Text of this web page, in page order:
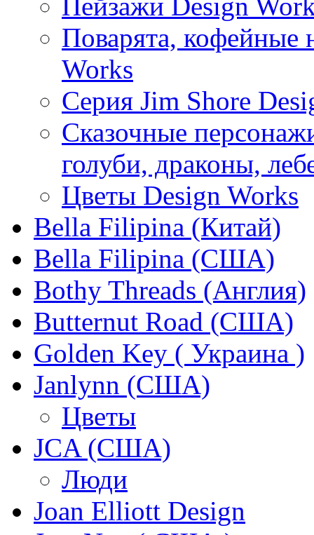
Пейзажи Design
Поварята, кофейные
Works
Серия Jim Shore
Сказочные
голуби, драконы,
Цветы Design Works
Bella Filipina (Китай)
Bella Filipina (США)
Bothy Threads (Англия)
Butternut Road (США)
Golden Key ( Украина )
Janlynn (США)
Цветы
JCA (США)
Люди
Joan Elliott Design